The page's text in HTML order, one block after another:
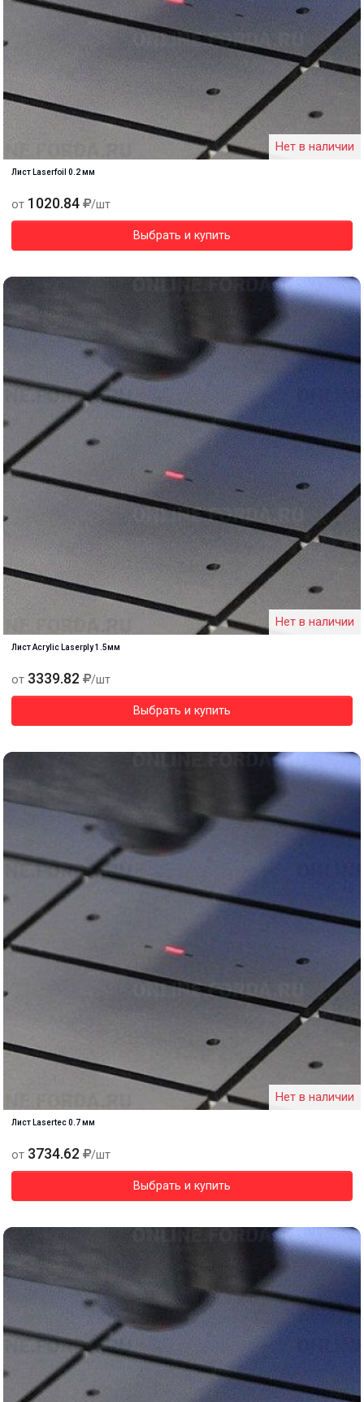
Нет в наличии
Лист Laserfoil 0.2 мм
от 1020.84 /шт
Выбрать и купить
Нет в наличии
Лист Acrylic Laserply 1.5мм
от 3339.82 /шт
Выбрать и купить
Нет в наличии
Лист Lasertec 0.7 мм
от 3734.62 /шт
Выбрать и купить